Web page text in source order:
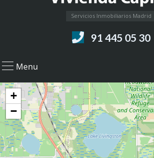
Servicios Inmobiliarios Madrid
91 445 05 30
Menu
+
−